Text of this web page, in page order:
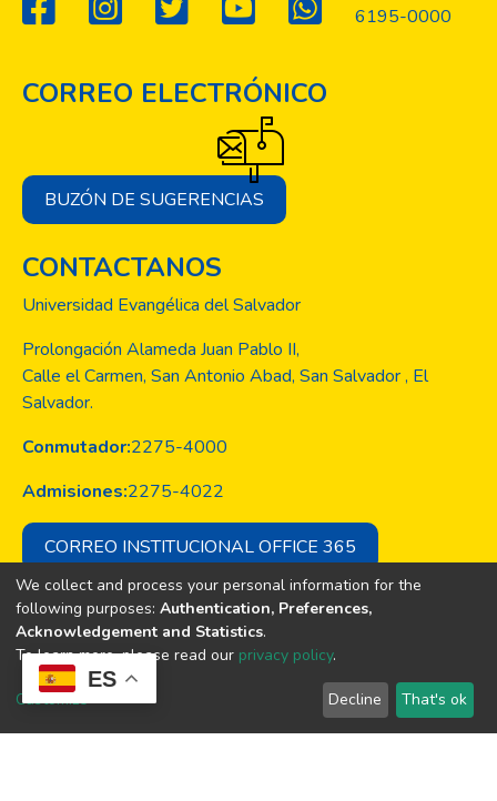
ES
6195-0000
CORREO ELECTRÓNICO
BUZÓN DE SUGERENCIAS
CONTACTANOS
Universidad Evangélica del Salvador
Prolongación Alameda Juan Pablo II,
Calle el Carmen, San Antonio Abad, San Salvador , El
Salvador.
Conmutador:2275-4000
Admisiones:2275-4022
CORREO INSTITUCIONAL OFFICE 365
Copyright © Todos los derechos son
de la Universidad Evangélica de El
We collect and process your personal information for the
following purposes: Authentication, Preferences,
Acknowledgement and Statistics.
To learn more, please read our privacy policy.
Customize Decline That's ok